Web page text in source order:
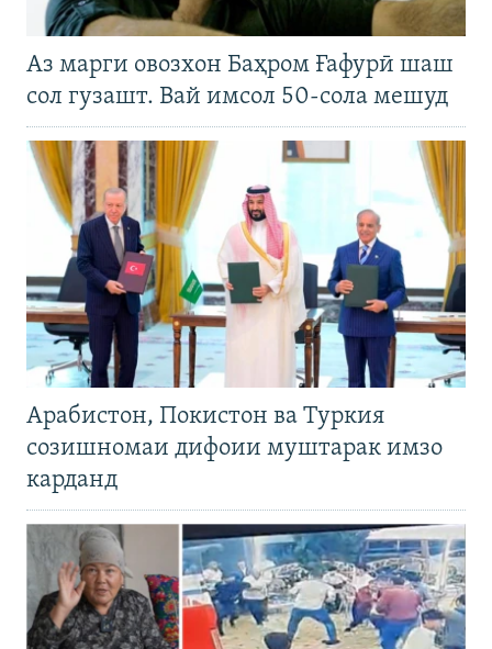
Аз марги овозхон Баҳром Ғафурӣ шаш
сол гузашт. Вай имсол 50-сола мешуд
Арабистон, Покистон ва Туркия
созишномаи дифоии муштарак имзо
карданд